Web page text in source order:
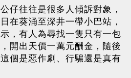
仔往往是很多人傾訴對象，
在葵涌至深井一帶小巴站，
，有人為尋找一隻只有一包
開出天價一萬元酬金，隨後
個是惡作劇、行騙還是真有